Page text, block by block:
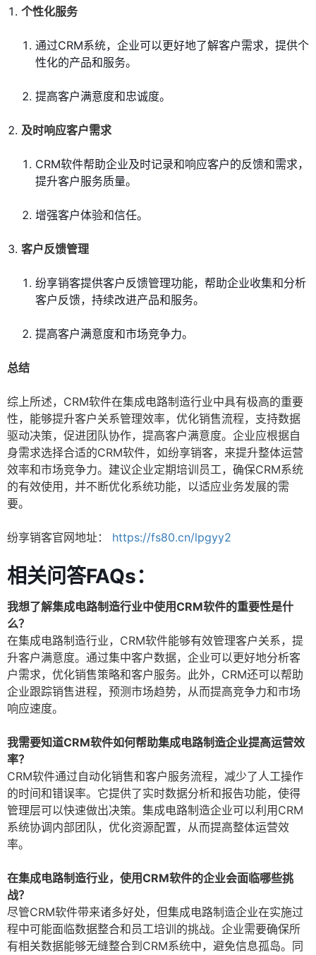
个性化服务
通过CRM系统，企业可以更好地了解客户需求，提供个
性化的产品和服务。
提高客户满意度和忠诚度。
及时响应客户需求
CRM软件帮助企业及时记录和响应客户的反馈和需求，
提升客户服务质量。
增强客户体验和信任。
客户反馈管理
纷享销客提供客户反馈管理功能，帮助企业收集和分析
客户反馈，持续改进产品和服务。
提高客户满意度和市场竞争力。
总结
综上所述，CRM软件在集成电路制造行业中具有极高的重要
性，能够提升客户关系管理效率，优化销售流程，支持数据
驱动决策，促进团队协作，提高客户满意度。企业应根据自
身需求选择合适的CRM软件，如纷享销客，来提升整体运营
效率和市场竞争力。建议企业定期培训员工，确保CRM系统
的有效使用，并不断优化系统功能，以适应业务发展的需
要。
纷享销客官网地址： https://fs80.cn/lpgyy2
相关问答FAQs：
我想了解集成电路制造行业中使用CRM软件的重要性是什
么？
在集成电路制造行业，CRM软件能够有效管理客户关系，提
升客户满意度。通过集中客户数据，企业可以更好地分析客
户需求，优化销售策略和客户服务。此外，CRM还可以帮助
企业跟踪销售进程，预测市场趋势，从而提高竞争力和市场
响应速度。
我需要知道CRM软件如何帮助集成电路制造企业提高运营效
率？
CRM软件通过自动化销售和客户服务流程，减少了人工操作
的时间和错误率。它提供了实时数据分析和报告功能，使得
管理层可以快速做出决策。集成电路制造企业可以利用CRM
系统协调内部团队，优化资源配置，从而提高整体运营效
率。
在集成电路制造行业，使用CRM软件的企业会面临哪些挑
战？
尽管CRM软件带来诸多好处，但集成电路制造企业在实施过
程中可能面临数据整合和员工培训的挑战。企业需要确保所
有相关数据能够无缝整合到CRM系统中，避免信息孤岛。同